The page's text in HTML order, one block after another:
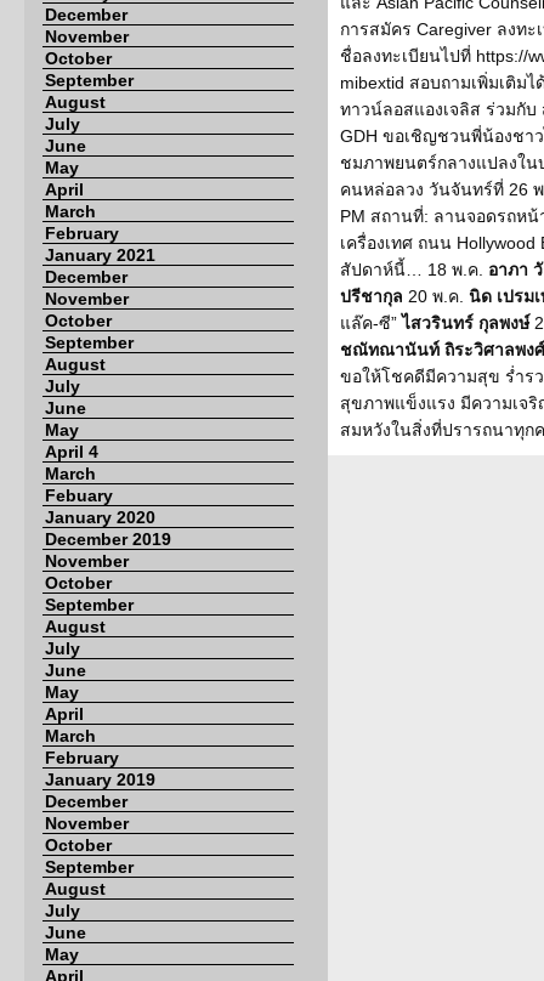
December
November
October
September
August
July
June
May
April
March
February
January 2021
December
November
October
September
August
July
June
May
April 4
March
Febuary
January 2020
December 2019
November
October
September
August
July
June
May
April
March
February
January 2019
December
November
October
September
August
July
June
May
April
การสมัคร Caregiver ลงท
ชื่อลงทะเบียนไปที่ https://
mibextid สอบถามเพิ่มเติม
ทาวน์ลอสแองเจลิส ร่วมกั
GDH ขอเชิญชวนพี่น้องชา
ชมภาพยนตร์กลางแปลงใน
คนหล่อลวง วันจันทร์ที่ 26
PM สถานที่: ลานจอดรถหน้
เครื่องเทศ ถนน
สัปดาห์นี้… 18 พ.ค. อาภา
ปรีชากุล 20 พ.ค. นิด เปรม
แล๊ค-ซี”ไสวรินทร์ กุลพงษ์
ชณัทณานันท์ ถิระวิศาลพงศ์
ขอให้โชคดีมีความสุข ร่ำร
สุขภาพแข็งแรง มีความเจ
สมหวังในสิ่งที่ปรารถนาทุ